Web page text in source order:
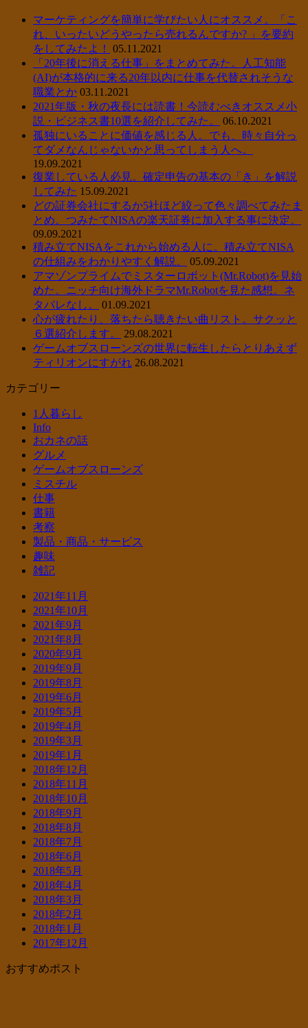
マーケティングを簡単に学びたい人にオススメ。「こ
れ、いったいどうやったら売れるんですか? 」を要約
をしてみたよ！
05.11.2021
「20年後に消える仕事」をまとめてみた。人工知能
(AI)が本格的に来る20年以内に仕事を代替されそうな
職業とか 03.11.2021
2021年版・秋の夜長には読書！今読むべきオススメ小
説・ビジネス書10選を紹介してみた。
06.10.2021
孤独にいることに価値を感じる人。でも、時々自分っ
てダメなんじゃないかと思ってしまう人へ。
19.09.2021
復業している人必見。確定申告の基本の「き」を解説
してみた 15.09.2021
どの証券会社にするか5社ほど絞って色々調べてみたま
とめ。つみたてNISAの楽天証券に加入する事に決定。
09.09.2021
積み立てNISAをこれから始める人に。積み立てNISA
の仕組みをわかりやすく解説。
05.09.2021
アマゾンプライムでミスターロボット(Mr.Robot)を見始
めた。ニッチ向け海外ドラマMr.Robotを見た感想。ネ
タバレなし。
01.09.2021
心が疲れたり、落ちたら聴きたい曲リスト。サクッと
６選紹介します。
29.08.2021
ゲームオブスローンズの世界に転生したらとりあえず
ティリオンにすがれ 26.08.2021
カテゴリー
1人暮らし
Info
おカネの話
グルメ
ゲームオブスローンズ
ミスチル
仕事
書籍
考察
製品・商品・サービス
趣味
雑記
2021年11月
2021年10月
2021年9月
2021年8月
2020年9月
2019年9月
2019年8月
2019年6月
2019年5月
2019年4月
2019年3月
2019年1月
2018年12月
2018年11月
2018年10月
2018年9月
2018年8月
2018年7月
2018年6月
2018年5月
2018年4月
2018年3月
2018年2月
2018年1月
2017年12月
おすすめポスト